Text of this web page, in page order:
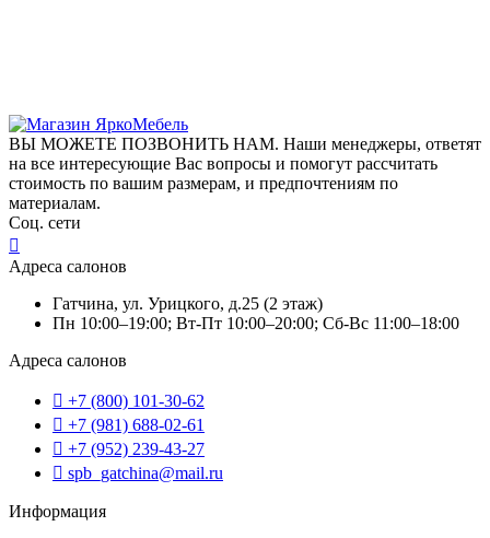
ВЫ МОЖЕТЕ ПОЗВОНИТЬ НАМ. Наши менеджеры, ответят
на все интересующие Вас вопросы и помогут рассчитать
стоимость по вашим размерам, и предпочтениям по
материалам.
Соц. сети
Адреса салонов
Гатчина, ул. Урицкого, д.25 (2 этаж)
Пн 10:00–19:00; Вт-Пт 10:00–20:00; Сб-Вс 11:00–18:00
Адреса салонов
+7 (800) 101-30-62
+7 (981) 688-02-61
+7 (952) 239-43-27
spb_gatchina@mail.ru
Информация